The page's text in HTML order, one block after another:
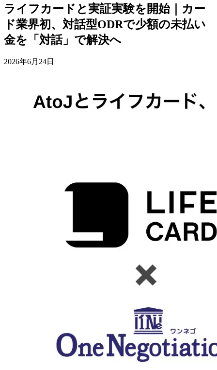
ライフカードと実証実験を開始｜カー
ド業界初、対話型ODRで少額の未払い
金を「対話」で解決へ
2026年6月24日